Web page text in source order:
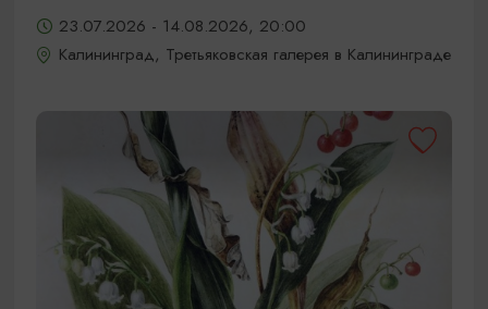
23.07.2026 - 14.08.2026, 20:00
Калининград, Третьяковская галерея в Калининграде